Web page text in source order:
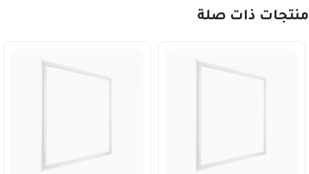
منتجات ذات صلة